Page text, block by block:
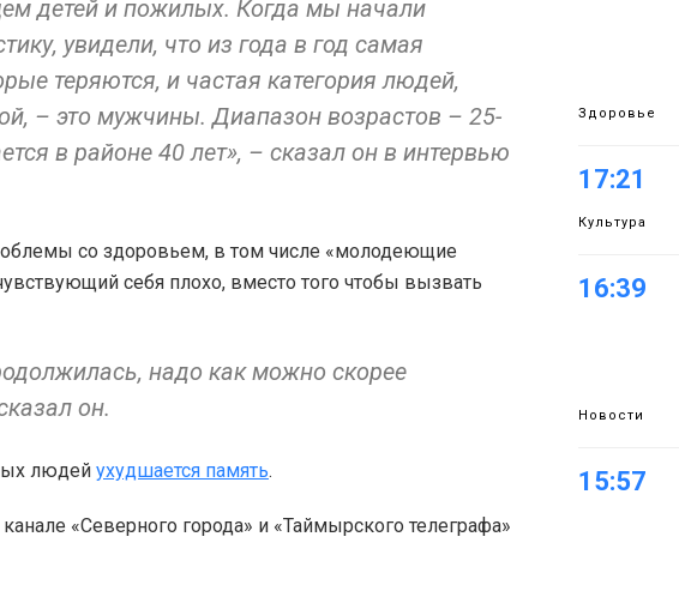
детей и пожилых. Когда мы начали
увидели, что из года в год самая
теряются, и частая категория людей,
– это мужчины. Диапазон возрастов – 25-
в районе 40 лет», – сказал он в интервью
со здоровьем, в том числе «молодеющие
себя плохо, вместо того чтобы вызвать
надо как можно скорее
он.
людей ухудшается память.
«Северного города» и «Таймырского телеграфа»
Здоровье
17:21
Культура
16:39
Новости
15:57